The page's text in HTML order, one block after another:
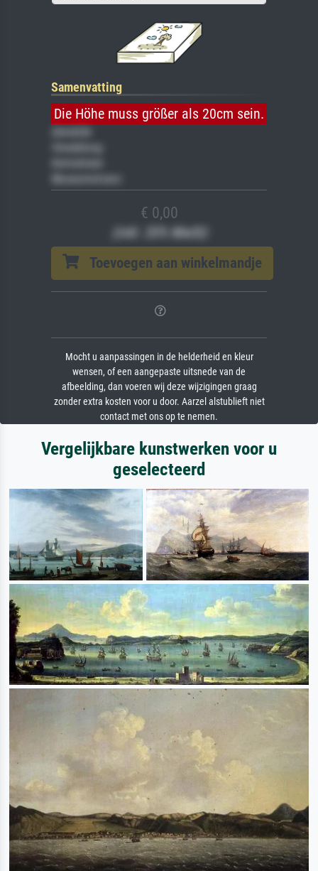
Samenvatting
Die Höhe muss größer als 20cm sein.
Veredelung
Museumslizenz
€ 0,00
(inkl. 20% MwSt)
Toevoegen aan winkelmandje
Mocht u aanpassingen in de helderheid en kleur
wensen, of een aangepaste uitsnede van de
afbeelding, dan voeren wij deze wijzigingen graag
zonder extra kosten voor u door. Aarzel alstublieft niet
contact met ons op te nemen.
Vergelijkbare kunstwerken voor u
geselecteerd